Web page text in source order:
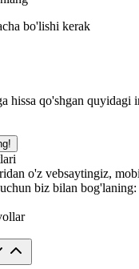
bo'lishi kerak
hissa qo'shgan quyidagi
o'z vebsaytingiz,
biz bilan bog'laning: